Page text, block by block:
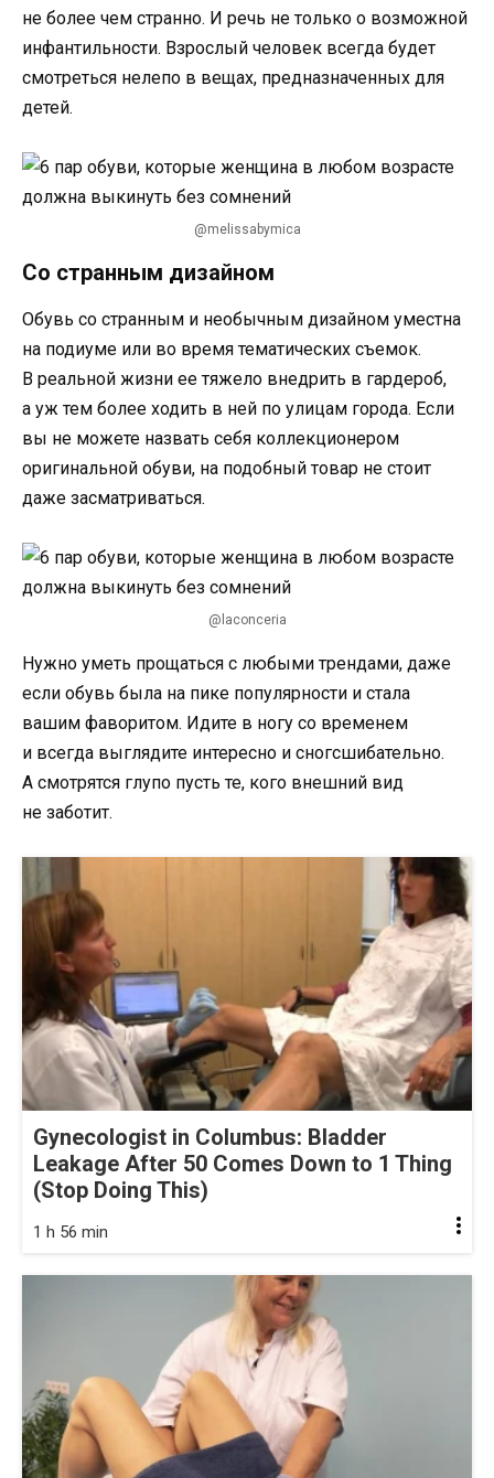
не более чем странно. И речь не только о возможной
инфантильности. Взрослый человек всегда будет
смотреться нелепо в вещах, предназначенных для
детей.
@melissabymica
Со странным дизайном
Обувь со странным и необычным дизайном уместна
на подиуме или во время тематических съемок.
В реальной жизни ее тяжело внедрить в гардероб,
а уж тем более ходить в ней по улицам города. Если
вы не можете назвать себя коллекционером
оригинальной обуви, на подобный товар не стоит
даже засматриваться.
@laconceria
Нужно уметь прощаться с любыми трендами, даже
если обувь была на пике популярности и стала
вашим фаворитом. Идите в ногу со временем
и всегда выглядите интересно и сногсшибательно.
А смотрятся глупо пусть те, кого внешний вид
не заботит.
Gynecologist in Columbus: Bladder
Leakage After 50 Comes Down to 1 Thing
(Stop Doing This)
1 h 56 min